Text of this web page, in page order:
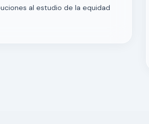
al estudio de la equidad